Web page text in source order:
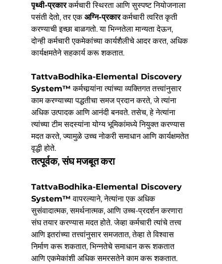
पृथ्वी-प्रकार कर्मचारी स्थिरता आणि सुस्पष्ट नियोजनाला
पसंती देतो, तर एक अग्नि-प्रकार कर्मचारी त्वरित कृती
करण्याची इच्छा बाळगतो. या भिन्नतेला मान्यता देऊन,
दोन्ही कर्मचारी एकमेकांच्या कार्यशैलीचे आदर करत, अधिक
कार्यक्षमतेने सहकार्य करू शकतात.
TattvaBodhika-Elemental Discovery
System™ कर्मचार्‍यांना त्यांच्या व्यक्तिगत तत्त्वांनुसार
काम करण्याच्या पद्धतीचा समज प्रदान करते, जे त्यांना
अधिक उत्पादक आणि आनंदी बनवते. तसेच, हे नेत्यांना
त्यांच्या टीम सदस्यांना योग्य भूमिकांमध्ये नियुक्त करण्यास
मदत करते, ज्यामुळे उच्च नोकरी समाधान आणि कार्यक्षमतेत
वृद्धी होते.
तत्पूर्वक, संघ मजबूत करा
TattvaBodhika-Elemental Discovery
System™ वापरल्याने, नेत्यांना एक अधिक
सुसंवादात्मक, समर्थनात्मक, आणि उच्च-प्रदर्शन करणारा
संघ तयार करण्यास मदत होते. जेव्हा कर्मचारी त्यांचे तत्त्व
आणि इतरांच्या तत्त्वांनुसार समजतात, तेव्हा ते विश्वास
निर्माण करू शकतात, भिन्नतेचे समाधान करू शकतात
आणि एकमेकांशी अधिक समरसतेने काम करू शकतात.